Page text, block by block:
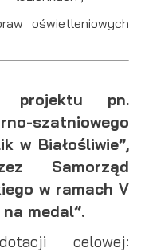
oświetleniowych
projektu pn.
szatniowego
w Białośliwie”,
Samorząd
w ramach V
medal”.
celowej: